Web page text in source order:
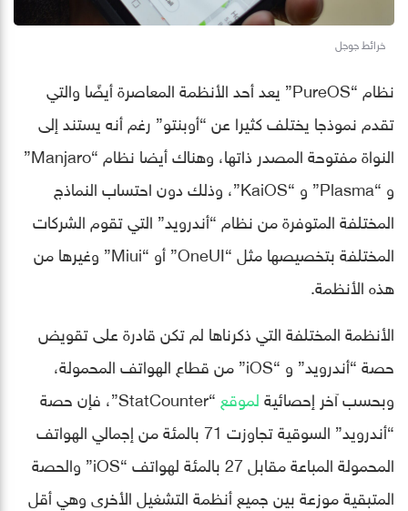
خرائط جوجل
نظام “PureOS” يعد أحد الأنظمة المعاصرة أيضًا والتي
تقدم نموذجا يختلف كثيرا عن “أوبنتو” رغم أنه يستند إلى
النواة مفتوحة المصدر ذاتها، وهناك أيضا نظام “Manjaro”
و “Plasma” و “KaiOS”، وذلك دون احتساب النماذج
المختلفة المتوفرة من نظام “أندرويد” التي تقوم الشركات
المختلفة بتخصيصها مثل “OneUI” أو “Miui” وغيرها من
هذه الأنظمة.
الأنظمة المختلفة التي ذكرناها لم تكن قادرة على تقويض
حصة “أندرويد” و “iOS” من قطاع الهواتف المحمولة،
وبحسب آخر إحصائيةلموقع
“StatCounter”، فإن حصة
“أندرويد” السوقية تجاوزت 71 بالمئة من إجمالي الهواتف
المحمولة المباعة مقابل 27 بالمئة لهواتف “iOS” والحصة
المتبقية موزعة بين جميع أنظمة التشغيل الأخرى وهي أقل